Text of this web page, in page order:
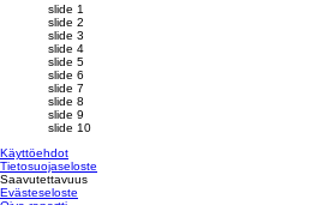
slide 1
slide 2
slide 3
slide 4
slide 5
slide 6
slide 7
slide 8
slide 9
slide 10
Käyttöehdot
Tietosuojaseloste
Saavutettavuus
Evästeseloste